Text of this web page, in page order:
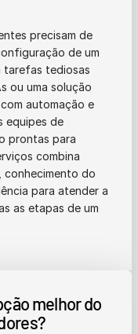
precisam de
de um
tarefas tediosas
ou uma solução
automação e
equipes de
prontas para
combina
conhecimento do
para atender a
as etapas de um
melhor do